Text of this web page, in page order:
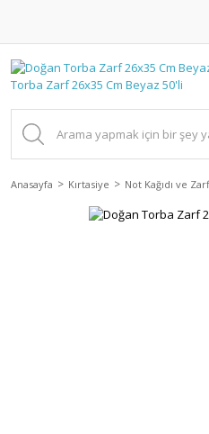
Anasayfa Kırtasiye Not Kağıdı ve